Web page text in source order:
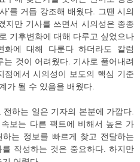
’를 거듭 강조해 배웠다. 그땐 시의
지만 기사를 쓰면서 시의성은 종종
기후변화에 대해 다루고 싶었으나
화에 대해 다룬다 하더라도 칼럼
것이 어려웠다. 기사로 풀어내려
에서 시의성이 보도의 핵심 기준
가 될 수 있음을 배웠다.
하는 일은 기자의 본분에 가깝다.
보는 다른 팩트에 비해서 높은 가
는 정보를 빠르게 찾고 전달하는
작성하는 것은 중요하다. 하지만